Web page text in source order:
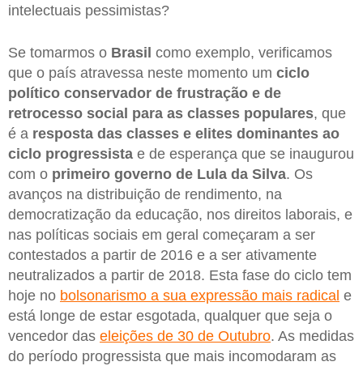
intelectuais pessimistas?
Se tomarmos o Brasil como exemplo, verificamos
que o país atravessa neste momento um ciclo
político conservador de frustração e de
retrocesso social para as classes populares, que
é a resposta das classes e elites dominantes ao
ciclo progressista e de esperança que se inaugurou
com o primeiro governo de Lula da Silva. Os
avanços na distribuição de rendimento, na
democratização da educação, nos direitos laborais, e
nas políticas sociais em geral começaram a ser
contestados a partir de 2016 e a ser ativamente
neutralizados a partir de 2018. Esta fase do ciclo tem
hoje no bolsonarismo a sua expressão mais radical e
está longe de estar esgotada, qualquer que seja o
vencedor das eleições de 30 de Outubro. As medidas
do período progressista que mais incomodaram as